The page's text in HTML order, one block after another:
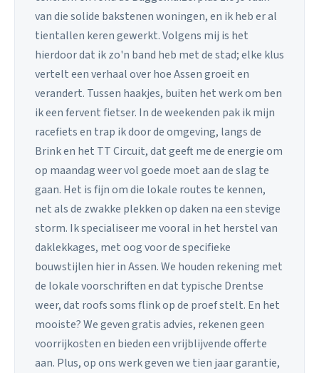
van die solide bakstenen woningen, en ik heb er al
tientallen keren gewerkt. Volgens mij is het
hierdoor dat ik zo'n band heb met de stad; elke klus
vertelt een verhaal over hoe Assen groeit en
verandert. Tussen haakjes, buiten het werk om ben
ik een fervent fietser. In de weekenden pak ik mijn
racefiets en trap ik door de omgeving, langs de
Brink en het TT Circuit, dat geeft me de energie om
op maandag weer vol goede moet aan de slag te
gaan. Het is fijn om die lokale routes te kennen,
net als de zwakke plekken op daken na een stevige
storm. Ik specialiseer me vooral in het herstel van
daklekkages, met oog voor de specifieke
bouwstijlen hier in Assen. We houden rekening met
de lokale voorschriften en dat typische Drentse
weer, dat roofs soms flink op de proef stelt. En het
mooiste? We geven gratis advies, rekenen geen
voorrijkosten en bieden een vrijblijvende offerte
aan. Plus, op ons werk geven we tien jaar garantie,